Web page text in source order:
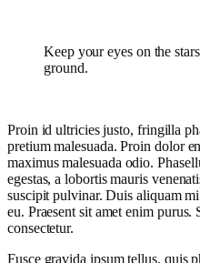
Keep your eyes on the
ground.
Proin id ultricies justo, fringilla
pretium malesuada. Proin dolor
maximus malesuada odio.
egestas, a lobortis mauris
suscipit pulvinar. Duis aliquam
eu. Praesent sit amet enim purus.
consectetur.
Fusce gravida ipsum tellus, quis